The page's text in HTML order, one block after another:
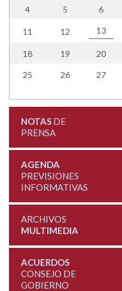
4 5 6
11 12 13
18 19 20
25 26 27
NOTASDE
PRENSA
AGENDA
PREVISIONES
INFORMATIVAS
ARCHIVOS
MULTIMEDIA
ACUERDOS
CONSEJO DE
GOBIERNO